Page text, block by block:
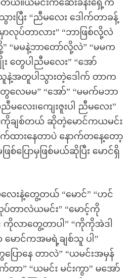
တယ်။ယမင်းကဆေးခန်းရှေ့က
းပြီး “ညီမလေး ဒေါက်တာခန့်
လုပ်တာလား” “ဘာဖြစ်လို့လဲ
“မမနဲ့ဘာတော်လို့လဲ” “မမက
တွေပါညီမလေး” “အော်
နဲ့အတူပါသွားတဲ့ဒေါက် တာက
လေမမ” “အော်” “မမက်မဘာ
ေး၊ကျေးဇူးပါ ညီမလေး”
းကိုချစ်တယ် ဆိုတဲ့မောင်ကယမင်း
ထားနေတာပဲ နောက်တနေ့တော့
ြစ်ပြောမှဖြစ်မယ်ဆိုပြီး မောင်ရှိ
ေးနဲ့တွေ့တယ် “မောင်” “ဟင်
တာလဲယမင်း” “မောင့်ကို
လာတွေ့တာပါ” “ကိုကိုအဲဒါ
ောင်ကအမရဲ့ချစ်သူ ပါ”
ပြောနေ တာလဲ” “ယမင်းအမှန်
တာ” “ယမင်း မင်းကွာ” မအော်